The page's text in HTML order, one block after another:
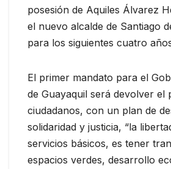
posesión de Aquiles Álvarez
el nuevo alcalde de Santiago
para los siguientes cuatro
El primer mandato para el
de Guayaquil será devolver el
ciudadanos, con un plan de
solidaridad y justicia, “la
servicios básicos, es tener
espacios verdes, desarrollo